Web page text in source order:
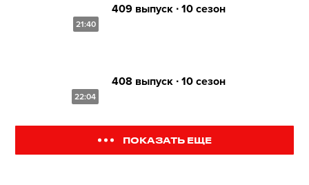
21:40
409 выпуск ∙ 10 сезон
22:04
408 выпуск ∙ 10 сезон
ПОКАЗАТЬ ЕЩЕ